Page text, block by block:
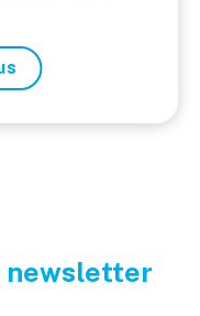
newsletter